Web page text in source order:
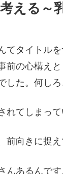
える～
てタイトル
前の心構え
した。何し
れてしまっ
前向きに捉え
んあるんです